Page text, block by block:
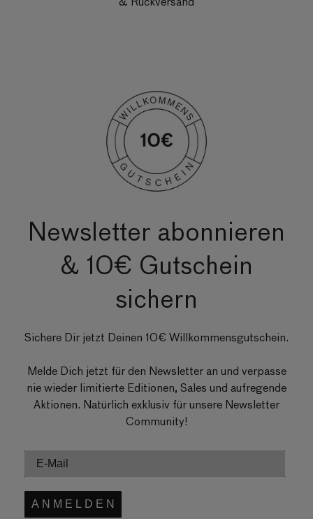
Newsletter abonnieren
& 10€ Gutschein
sichern
Sichere Dir jetzt Deinen 10€ Willkommensgutschein.
Melde Dich jetzt für den Newsletter an und verpasse
nie wieder limitierte Editionen, Sales und aufregende
Aktionen. Natürlich exklusiv für unsere Newsletter
Community!
A N M E L D E N